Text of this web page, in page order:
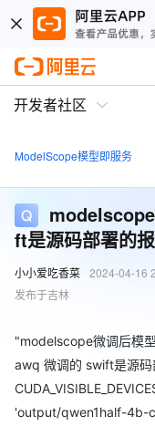
开发者社区
ModelScope模型即服务
ft是源码部署的
小小爱吃香菜 2024-04-16
发布于吉林
"modelscope微调后模
awq 微调的 swift是源码
'output/qwen1half-